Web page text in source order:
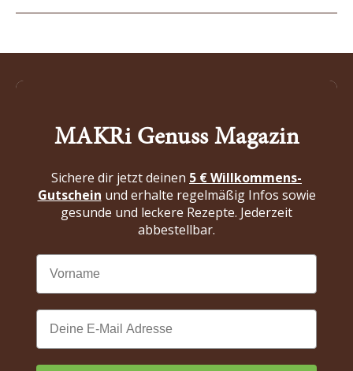
MAKRi Genuss Magazin
Sichere dir jetzt deinen 5 € Willkommens-
Gutschein und erhalte regelmäßig Infos sowie
gesunde und leckere Rezepte. Jederzeit
abbestellbar.